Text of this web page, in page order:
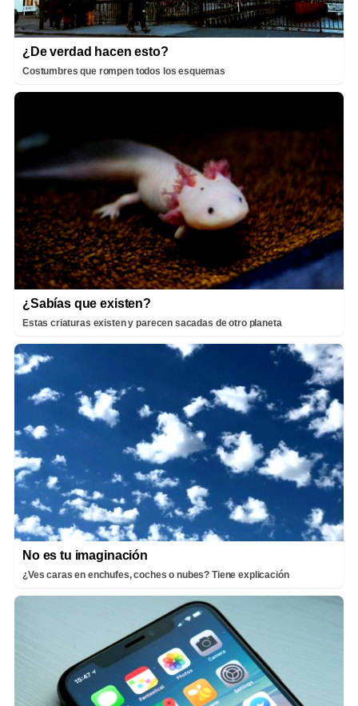
¿De verdad hacen esto?
Costumbres que rompen todos los esquemas
¿Sabías que existen?
Estas criaturas existen y parecen sacadas de otro planeta
No es tu imaginación
¿Ves caras en enchufes, coches o nubes? Tiene explicación